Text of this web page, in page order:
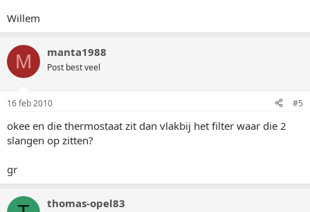
Willem
M manta1988
Post best veel
16 feb 2010 #5
okee en die thermostaat zit dan vlakbij het filter waar die 2
slangen op zitten?
gr
thomas-opel83